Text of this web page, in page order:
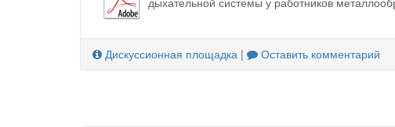
Дискуссионная площадка | Оставить комментарий